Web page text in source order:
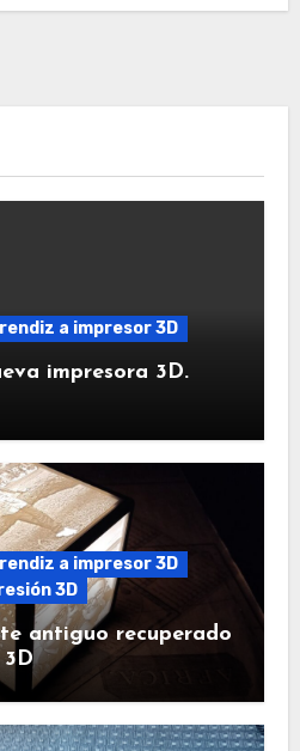
a impresor 3D
impresora 3D.
a impresor 3D
3D
antiguo recuperado